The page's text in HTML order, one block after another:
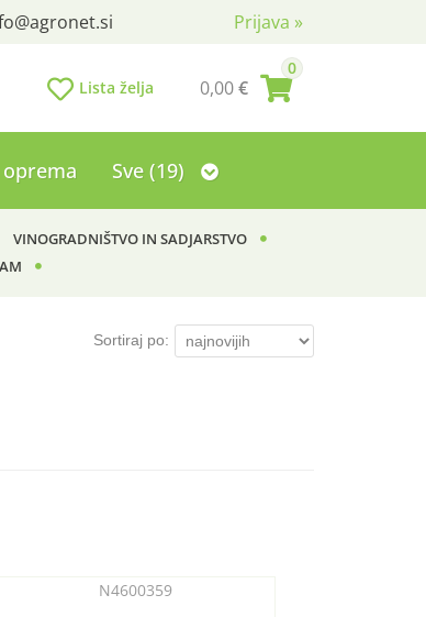
Prijava »
agronet.si
0
0,00€
Lista želja
Sve (19)
VINOGRADNIŠTVO IN SADJARSTVO
Sortiraj po:
N4600359